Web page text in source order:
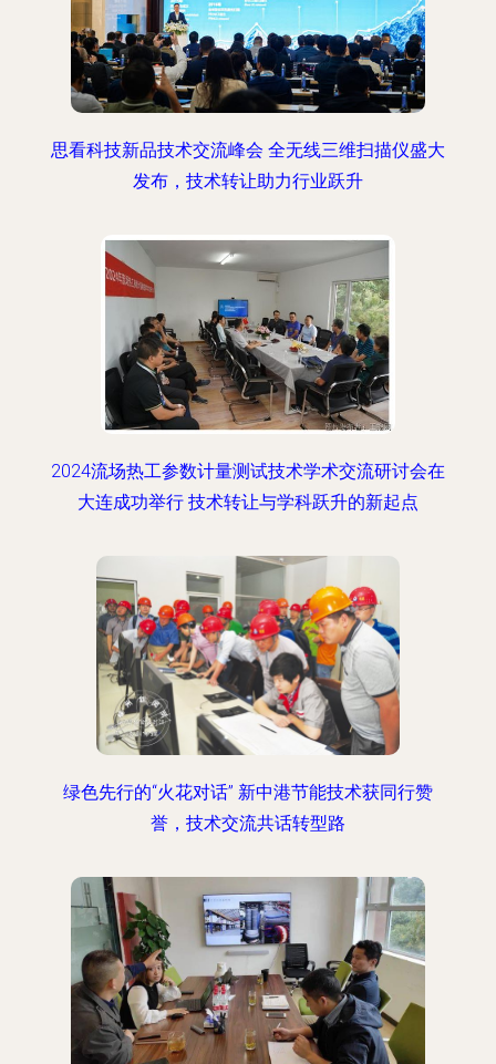
思看科技新品技术交流峰会 全无线三维扫描仪盛大
发布，技术转让助力行业跃升
2024流场热工参数计量测试技术学术交流研讨会在
大连成功举行 技术转让与学科跃升的新起点
绿色先行的“火花对话” 新中港节能技术获同行赞
誉，技术交流共话转型路